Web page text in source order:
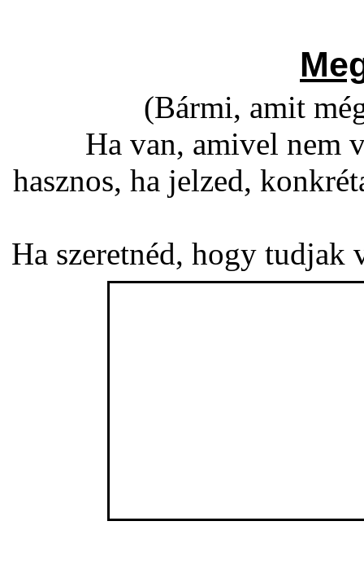
(Bármi, amit
Ha van, amivel nem
hasznos, ha jelzed,
Ha szeretnéd, hogy